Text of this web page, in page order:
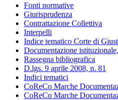
Fonti normative
Giurisprudenza
Contrattazione Collettiva
Interpelli
Indice tematico Corte di
Documentazione
Rassegna bibliografica
D.lgs. 9 aprile 2008, n. 81
Indici tematici
CoReCo Marche
CoReCo Marche